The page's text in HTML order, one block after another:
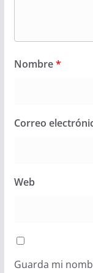
Nombre*
Correo
Web
Guarda mi